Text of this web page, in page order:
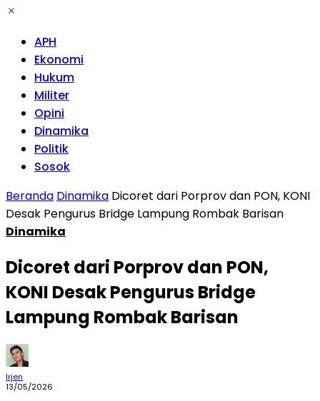
APH
Ekonomi
Hukum
Militer
Opini
Dinamika
Politik
Sosok
Beranda Dinamika Dicoret dari Porprov dan PON, KONI
Desak Pengurus Bridge Lampung Rombak Barisan
Dinamika
Dicoret dari Porprov dan PON,
KONI Desak Pengurus Bridge
Lampung Rombak Barisan
Irjen
13/05/2026